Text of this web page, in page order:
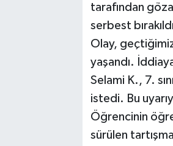
tarafından
serbest
Olay,
yaşandı.
Selami K., 7.
istedi. Bu
Öğrencinin
sürülen